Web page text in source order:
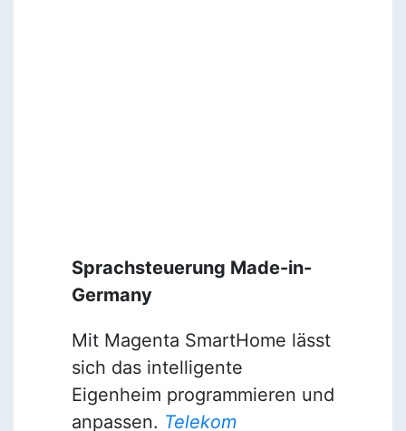
Sprachsteuerung Made-in-
Germany
Mit Magenta SmartHome lässt
sich das intelligente
Eigenheim programmieren und
anpassen. Telekom